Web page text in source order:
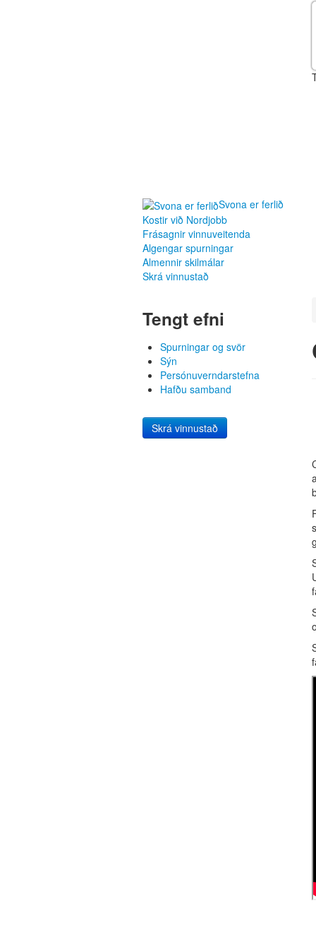
Svona er ferlið
Kostir við Nordjobb
Frásagnir vinnuveitenda
Algengar spurningar
Almennir skilmálar
Skrá vinnustað
Tengt efni
Spurningar og svör
Sýn
Persónuverndarstefna
Hafðu samband
Skrá vinnustað